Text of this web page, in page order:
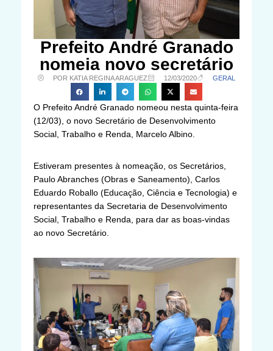
Prefeito André Granado
nomeia novo secretário
POR KATIA REGINA ARAGUEZ 12/03/2020 GERAL
O Prefeito André Granado nomeou nesta quinta-feira
(12/03), o novo Secretário de Desenvolvimento
Social, Trabalho e Renda, Marcelo Albino.
Estiveram presentes à nomeação, os Secretários,
Paulo Abranches (Obras e Saneamento), Carlos
Eduardo Roballo (Educação, Ciência e Tecnologia) e
representantes da Secretaria de Desenvolvimento
Social, Trabalho e Renda, para dar as boas-vindas
ao novo Secretário.